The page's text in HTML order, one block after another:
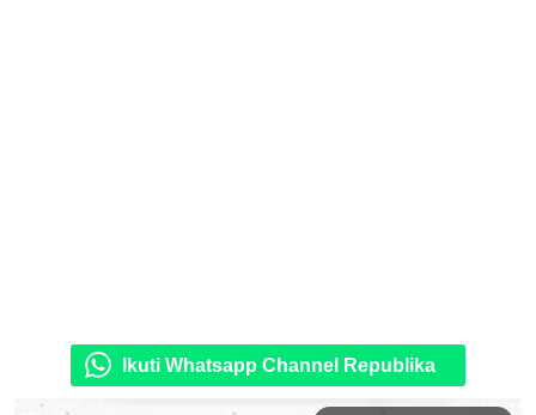
Ikuti Whatsapp Channel Republika